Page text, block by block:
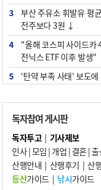
3
부산 주유소 휘발유 평
전주보다 3원 ↓
4
"올해 코스피 사이드카
전닉스 ETF 이후 발생"
5
‘탄약 부족 사태’ 보도
과…“현재는 부적절 행
7
부산 앞바다에 기름
물선 적발
8
서울 중랑구서 흉기 난
사망
독자참여 게시판
독자투고| 기사제보
인사|모임 | 개업 | 결혼|출
산행안내 | 산행후기 | 산
등산가이드| 낚시가이드